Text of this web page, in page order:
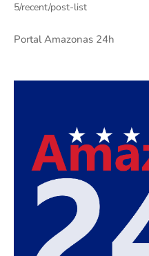
5/recent/post-list
Portal Amazonas 24h